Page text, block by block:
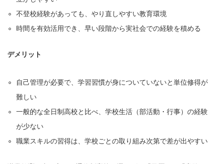
不登校経験があっても、やり直しやすい教育環境
時間を有効活用でき、早い段階から実社会での経験を積める
デメリット
自己管理が必要で、学習習慣が身についていないと単位修得が
難しい
一般的な全日制高校と比べ、学校生活（部活動・行事）の経験
が少ない
職業スキルの習得は、学校ごとの取り組み次第で差が出やすい